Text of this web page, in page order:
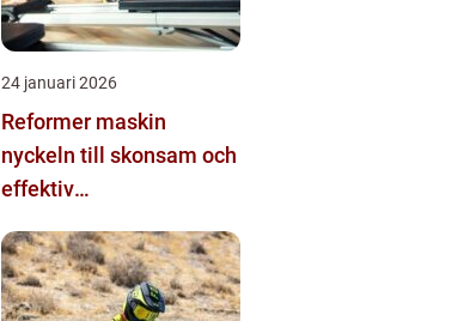
24 januari 2026
Reformer maskin
nyckeln till skonsam och
effektiv